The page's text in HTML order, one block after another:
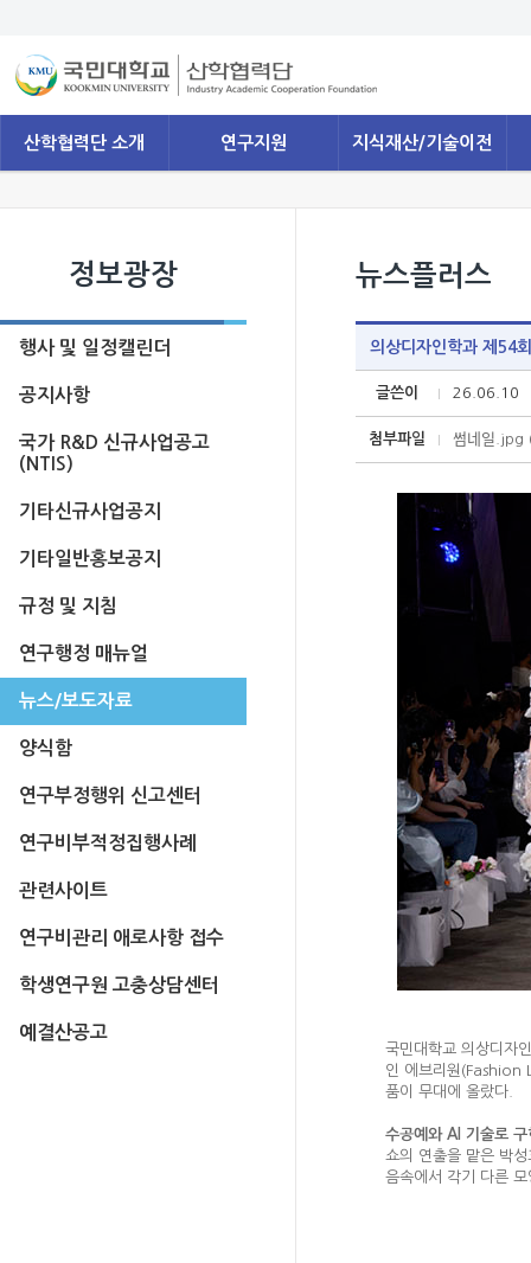
산학협력단 소개 연구지원 지식재산/기술이전
정보광장
행사 및 일정캘린더
공지사항
국가 R&D 신규사업공고
(NTIS)
기타신규사업공지
기타일반홍보공지
규정 및 지침
연구행정 매뉴얼
뉴스/보도자료
양식함
연구부정행위 신고센터
연구비부적정집행사례
관련사이트
연구비관리 애로사항 접수
학생연구원 고충상담센터
예결산공고
뉴스플러스
의상디자인학과 제54
글쓴이 26.06.10
첨부파일
국민대학교 의상디자
인 에브리원(Fashion
품이 무대에 올랐다.
수공예와 AI 기술로
쇼의 연출을 맡은 박
음속에서 각기 다른